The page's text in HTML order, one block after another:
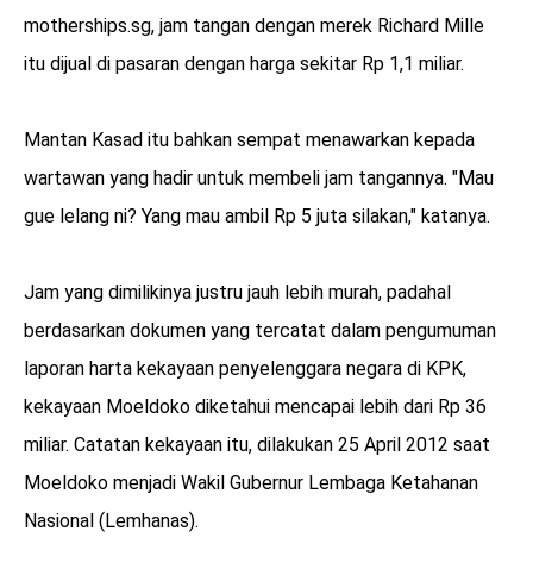
motherships.sg, jam tangan dengan merek Richard Mille
itu dijual di pasaran dengan harga sekitar Rp 1,1 miliar.
Mantan Kasad itu bahkan sempat menawarkan kepada
wartawan yang hadir untuk membeli jam tangannya. "Mau
gue lelang ni? Yang mau ambil Rp 5 juta silakan," katanya.
Jam yang dimilikinya justru jauh lebih murah, padahal
berdasarkan dokumen yang tercatat dalam pengumuman
laporan harta kekayaan penyelenggara negara di KPK,
kekayaan Moeldoko diketahui mencapai lebih dari Rp 36
miliar. Catatan kekayaan itu, dilakukan 25 April 2012 saat
Moeldoko menjadi Wakil Gubernur Lembaga Ketahanan
Nasional (Lemhanas).